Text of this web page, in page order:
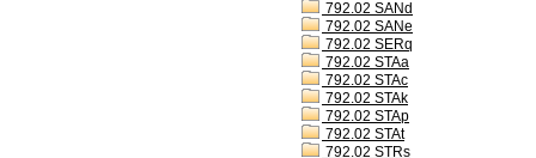
792.02 SANd
792.02 SANe
792.02 SERq
792.02 STAa
792.02 STAc
792.02 STAk
792.02 STAp
792.02 STAt
792.02 STRs